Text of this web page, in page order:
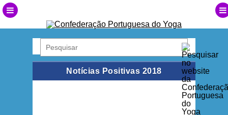
Notícias Positivas 2018